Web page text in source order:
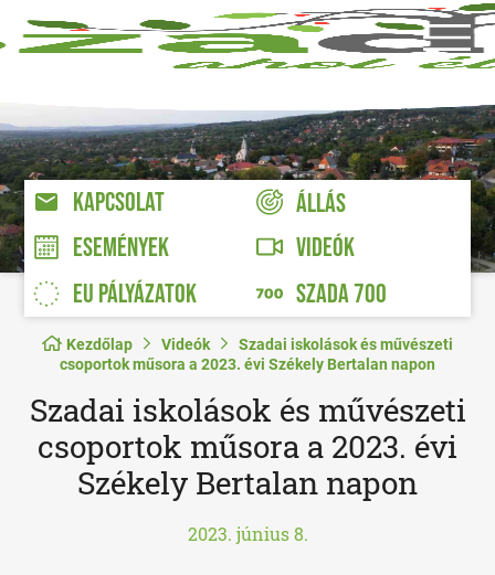
KAPCSOLAT
ÁLLÁS
ESEMÉNYEK
VIDEÓK
EU PÁLYÁZATOK
SZADA 700
Kezdőlap Videók
Szadai iskolások és művészeti
csoportok műsora a 2023. évi Székely Bertalan napon
Szadai iskolások és művészeti
csoportok műsora a 2023. évi
Székely Bertalan napon
2023. június 8.